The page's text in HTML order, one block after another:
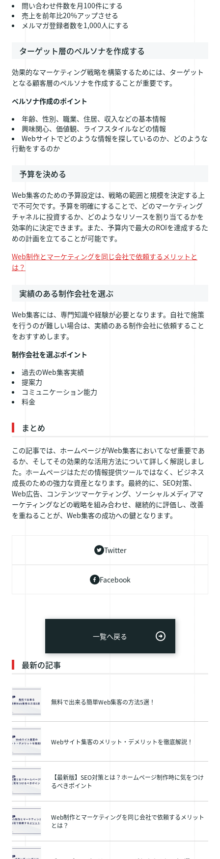
問い合わせ件数を月100件にする
売上を前年比20%アップさせる
メルマガ登録者数を1,000人にする
ターゲット層のペルソナを作成する
効果的なマーケティング戦略を構築するためには、ターゲット
となる顧客層のペルソナを作成することが重要です。
ペルソナ作成のポイント
年齢、性別、職業、住居、収入などの基本情報
興味関心、価値観、ライフスタイルなどの情報
Webサイトでどのような情報を探しているのか、どのような
行動をするのか
予算を決める
Web集客のための予算設定は、戦略の範囲と規模を決定する上
で不可欠です。予算を明確にすることで、どのマーケティング
チャネルに投資するか、どのようなリソースを割り当てるかを
効率的に決定できます。また、予算内で最大のROIを達成するた
めの計画を立てることが可能です。
Web制作とマーケティングを同じ会社で依頼するメリットと
は？
実績のある制作会社を選ぶ
Web集客には、専門知識や経験が必要となります。自社で施策
を行うのが難しい場合は、実績のある制作会社に依頼すること
をおすすめします。
制作会社を選ぶポイント
過去のWeb集客実績
提案力
コミュニケーション能力
料金
まとめ
この記事では、ホームページがWeb集客においてなぜ重要であ
るか、そしてその効果的な活用方法について詳しく解説しまし
た。ホームページはただの情報提供ツールではなく、ビジネス
成長のための強力な資産となります。最終的に、SEO対策、
Web広告、コンテンツマーケティング、ソーシャルメディアマ
ーケティングなどの戦略を組み合わせ、継続的に評価し、改善
を重ねることが、Web集客の成功への鍵となります。
Twitter
Facebook
一覧へ戻る
最新の記事
無料で出来る簡単Web集客の方法5選！
Webサイト集客のメリット・デメリットを徹底解説！
【最新版】SEO対策とは？ホームページ制作時に気をつけ
るべきポイント
Web制作とマーケティングを同じ会社で依頼するメリット
とは？